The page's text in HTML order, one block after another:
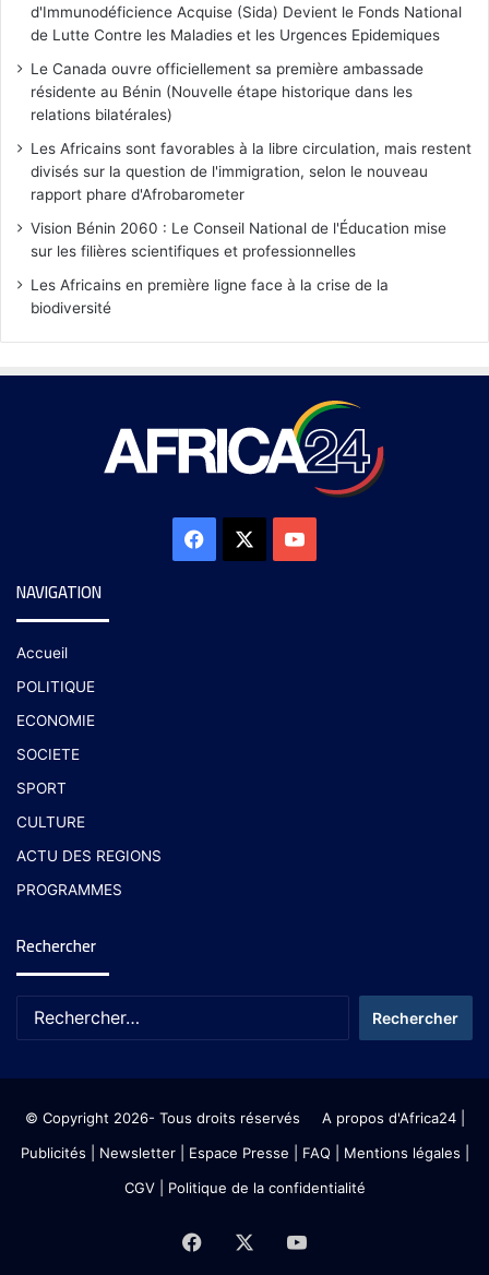
d'Immunodéficience Acquise (Sida) Devient le Fonds National
de Lutte Contre les Maladies et les Urgences Epidemiques
Le Canada ouvre officiellement sa première ambassade
résidente au Bénin (Nouvelle étape historique dans les
relations bilatérales)
Les Africains sont favorables à la libre circulation, mais restent
divisés sur la question de l'immigration, selon le nouveau
rapport phare d'Afrobarometer
Vision Bénin 2060 : Le Conseil National de l'Éducation mise
sur les filières scientifiques et professionnelles
Les Africains en première ligne face à la crise de la
biodiversité
NAVIGATION
Accueil
POLITIQUE
ECONOMIE
SOCIETE
SPORT
CULTURE
ACTU DES REGIONS
PROGRAMMES
Rechercher
© Copyright 2026- Tous droits réservés A propos d'Africa24|
Publicités
Newsletter| Espace Presse | FAQ | Mentions légales
CGV| Politique de la confidentialité